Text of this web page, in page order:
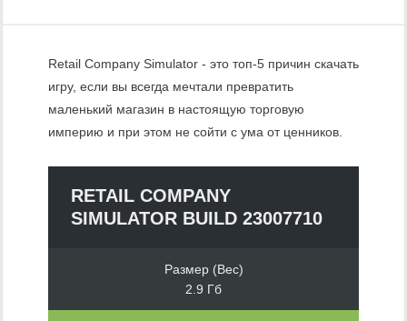
Retail Company Simulator - это топ-5 причин скачать
игру, если вы всегда мечтали превратить
маленький магазин в настоящую торговую
империю и при этом не сойти с ума от ценников.
RETAIL COMPANY
SIMULATOR BUILD 23007710
Размер (Вес)
2.9 Гб